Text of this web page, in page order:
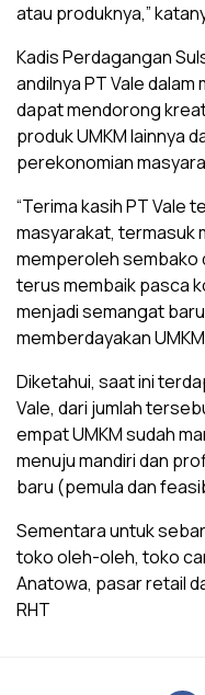
atau produknya,”
Kadis Perdagangan
andilnya PT Vale
dapat mendorong
produk UMKM lainnya
perekonomian
“Terima kasih PT Vale
masyarakat, termasuk
memperoleh sembako
terus membaik pasca
menjadi semangat
memberdayakan
Diketahui, saat ini
Vale, dari jumlah
empat UMKM sudah
menuju mandiri dan
baru (pemula dan
Sementara untuk
toko oleh-oleh, toko
Anatowa, pasar retail
RHT